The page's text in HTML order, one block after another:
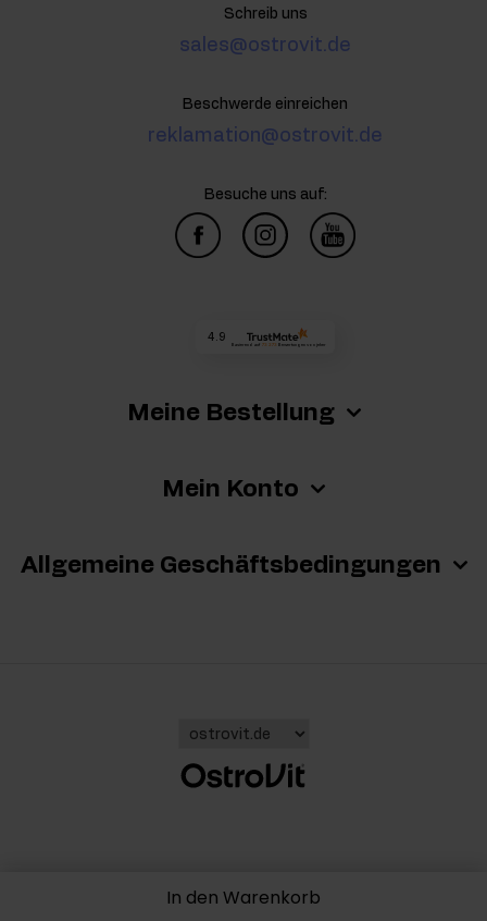
In den Warenkorb
Meine Bestellung
Mein Konto
Allgemeine Geschäftsbedingungen
Schreib uns
sales@ostrovit.de
Beschwerde einreichen
reklamation@ostrovit.de
Besuche uns auf:
4.9
Basierend auf 73 273 Bewertungen von jeher